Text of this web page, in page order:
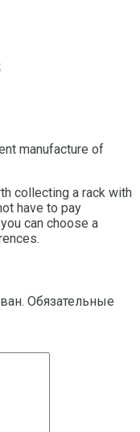
manufacture of
collecting a rack with
have to pay
can choose a
Обязательные